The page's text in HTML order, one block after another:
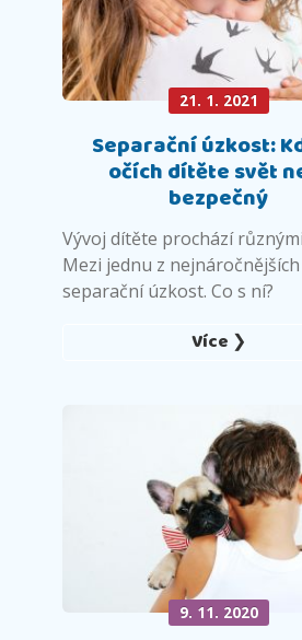
21. 1. 2021
Separační úzkost:
očích dítěte svět
bezpečný
Vývoj dítěte prochází
Mezi jednu z
separační úzkost. Co s ní?
Více ❯
9. 11. 2020